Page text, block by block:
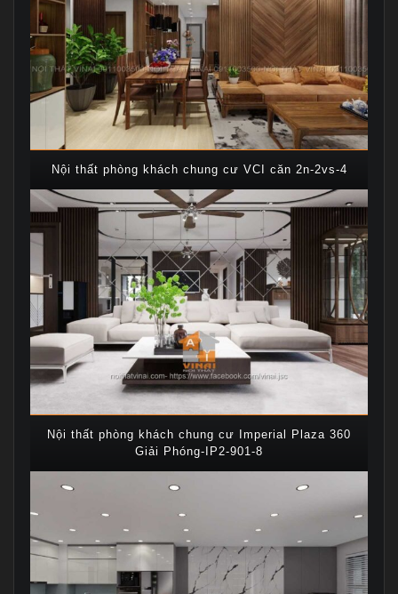
Nội thất phòng khách chung cư VCI căn 2n-2vs-4
Nội thất phòng khách chung cư Imperial Plaza 360
Giải Phóng-IP2-901-8